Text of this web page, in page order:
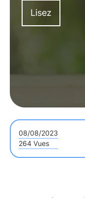
article.
l'Oasis,
professionnels
Lisez
08/08/2023
264 Vues